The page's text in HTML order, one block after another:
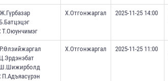
Т.Оюунчимэг
Х.Отгонжаргал 2025-11-25 14:00
П.Адъяасүрэн
Х.Отгонжаргал 2025-11-25 11:00